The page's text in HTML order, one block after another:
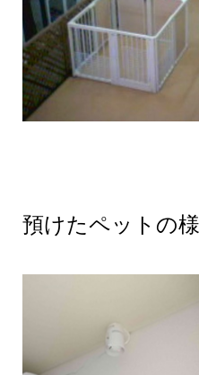
預けたペットの